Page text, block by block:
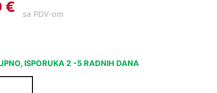
€ sa PDV-om
ISPORUKA 2 -5 RADNIH DANA